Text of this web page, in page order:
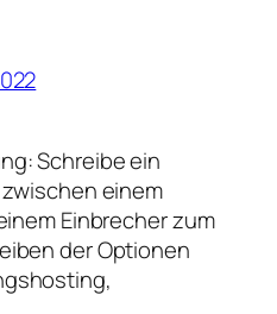
Schreibe ein
einem
Einbrecher zum
der Optionen